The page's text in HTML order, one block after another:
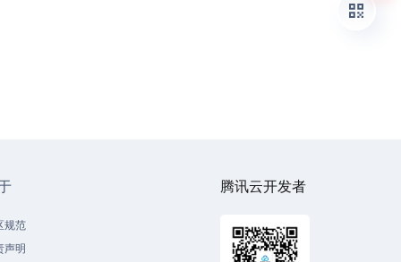
规范
声明
腾讯云开发者